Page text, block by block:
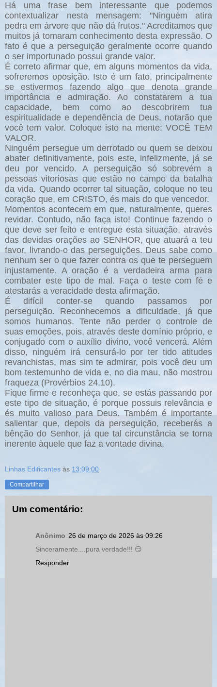
Há uma frase bem interessante que podemos
contextualizar nesta mensagem: "Ninguém atira
pedra em árvore que não dá frutos." Acreditamos que
muitos já tomaram conhecimento desta expressão. O
fato é que a perseguição geralmente ocorre quando
o ser importunado possui grande valor.
É correto afirmar que, em alguns momentos da vida,
sofreremos oposição. Isto é um fato, principalmente
se estivermos fazendo algo que denota grande
importância e admiração. Ao constatarem a tua
capacidade, bem como ao descobrirem tua
espiritualidade e dependência de Deus, notarão que
você tem valor. Coloque isto na mente: VOCÊ TEM
VALOR.
Ninguém persegue um derrotado ou quem se deixou
abater definitivamente, pois este, infelizmente, já se
deu por vencido. A perseguição só sobrevém a
pessoas vitoriosas que estão no campo da batalha
da vida. Quando ocorrer tal situação, coloque no teu
coração que, em CRISTO, és mais do que vencedor.
Momentos acontecem em que, naturalmente, queres
revidar. Contudo, não faça isto! Continue fazendo o
que deve ser feito e entregue esta situação, através
das devidas orações ao SENHOR, que atuará a teu
favor, livrando-o das perseguições. Deus sabe como
nenhum ser o que fazer contra os que te perseguem
injustamente. A oração é a verdadeira arma para
combater este tipo de mal. Faça o teste com fé e
atestarás a veracidade desta afirmação.
É difícil conter-se quando passamos por
perseguição. Reconhecemos a dificuldade, já que
somos humanos. Tente não perder o controle de
suas emoções, pois, através deste domínio próprio, e
conjugado com o auxílio divino, você vencerá. Além
disso, ninguém irá censurá-lo por ter tido atitudes
revanchistas, mas sim te admirar, pois você deu um
bom testemunho de vida e, no dia mau, não mostrou
fraqueza (Provérbios 24.10).
Fique firme e reconheça que, se estás passando por
este tipo de situação, é porque possuis relevância e
és muito valioso para Deus.Também é importante
salientar que, depois da perseguição, receberás a
bênção do Senhor, já que tal circunstância se torna
inerente àquele que faz a vontade divina.
Linhas Edificantes às 13:09:00
Compartilhar
Um comentário:
Anônimo 26 de março de 2026 às 09:26
Sinceramente....pura verdade!!! 😏
Responder